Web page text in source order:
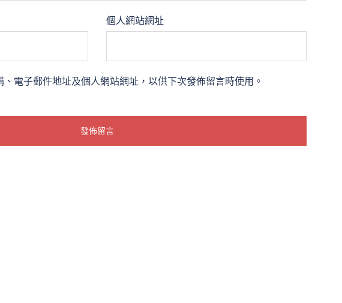
個人網站網址
、電子郵件地址及個人網站網址，以供下次發佈留言時使用。